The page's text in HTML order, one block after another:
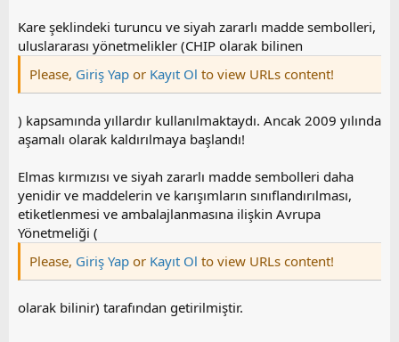
Kare şeklindeki turuncu ve siyah zararlı madde sembolleri,
uluslararası yönetmelikler (CHIP olarak bilinen
Please, Giriş Yap or Kayıt Ol to view URLs content!
) kapsamında yıllardır kullanılmaktaydı. Ancak 2009 yılında
aşamalı olarak kaldırılmaya başlandı!
Elmas kırmızısı ve siyah zararlı madde sembolleri daha
yenidir ve maddelerin ve karışımların sınıflandırılması,
etiketlenmesi ve ambalajlanmasına ilişkin Avrupa
Yönetmeliği (
Please, Giriş Yap or Kayıt Ol to view URLs content!
olarak bilinir) tarafından getirilmiştir.